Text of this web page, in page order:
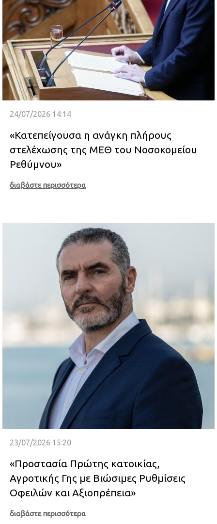
24/07/2026 14:14
«Κατεπείγουσα η ανάγκη πλήρους
στελέχωσης της ΜΕΘ του Νοσοκομείου
Ρεθύμνου»
διαβάστε περισσότερα
23/07/2026 15:20
«Προστασία Πρώτης κατοικίας,
Αγροτικής Γης με Βιώσιμες Ρυθμίσεις
Οφειλών και Αξιοπρέπεια»
διαβάστε περισσότερα